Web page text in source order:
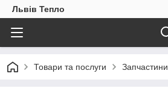
Львів Тепло
Товари та послуги Запчастини